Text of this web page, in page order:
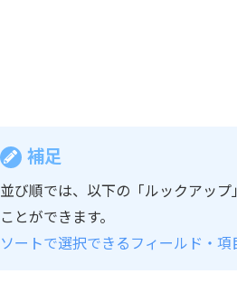
補足
並び順では、以下の「ルックアッ
ことができます。
ソートで選択できるフィールド・項